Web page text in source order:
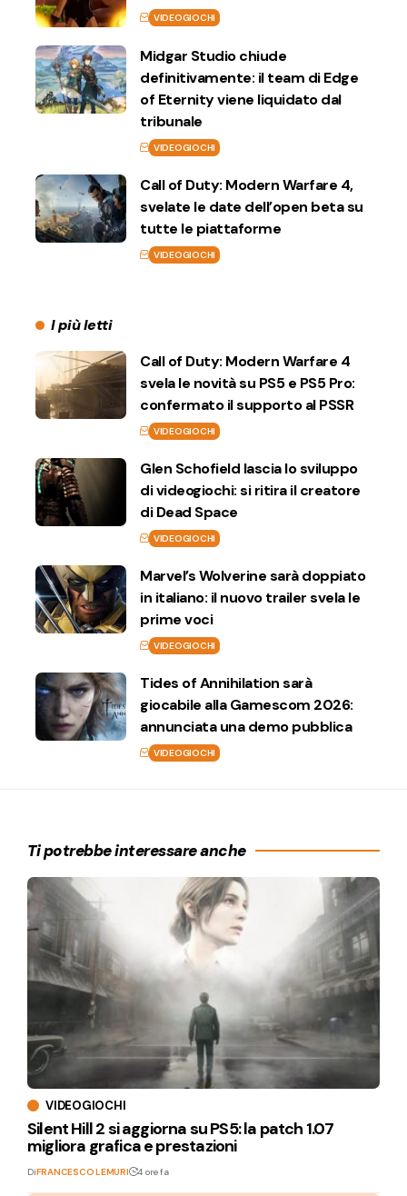
VIDEOGIOCHI
Midgar Studio chiude
definitivamente: il team di Edge
of Eternity viene liquidato dal
tribunale
VIDEOGIOCHI
Call of Duty: Modern Warfare 4,
svelate le date dell’open beta su
tutte le piattaforme
VIDEOGIOCHI
I più letti
Call of Duty: Modern Warfare 4
svela le novità su PS5 e PS5 Pro:
confermato il supporto al PSSR
VIDEOGIOCHI
Glen Schofield lascia lo sviluppo
di videogiochi: si ritira il creatore
di Dead Space
VIDEOGIOCHI
Marvel’s Wolverine sarà doppiato
in italiano: il nuovo trailer svela le
prime voci
VIDEOGIOCHI
Tides of Annihilation sarà
giocabile alla Gamescom 2026:
annunciata una demo pubblica
VIDEOGIOCHI
Ti potrebbe interessare anche
VIDEOGIOCHI
Silent Hill 2 si aggiorna su PS5: la patch 1.07
migliora grafica e prestazioni
DiFRANCESCO LEMURI 4 ore fa